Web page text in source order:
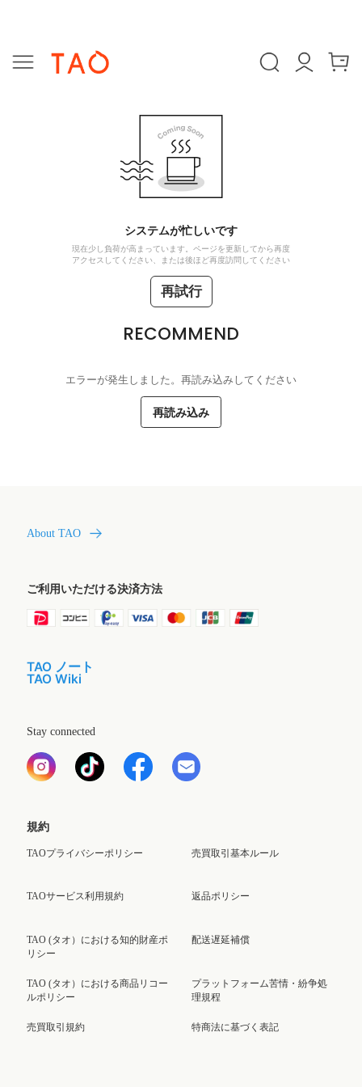
システムが忙しいです
現在少し負荷が高まっています。ページを更新してから再度
アクセスしてください、または後ほど再度訪問してください
再試行
RECOMMEND
エラーが発生しました。再読み込みしてください
再読み込み
About TAO
ご利用いただける決済方法
TAO ノート
TAO Wiki
Stay connected
規約
TAOプライバシーポリシー
TAOサービス利用規約
TAO (タオ）における知的財産ポ
リシー
TAO (タオ）における商品リコー
ルポリシー
売買取引規約
売買取引基本ルール
返品ポリシー
配送遅延補償
プラットフォーム苦情・紛争処
理規程
特商法に基づく表記